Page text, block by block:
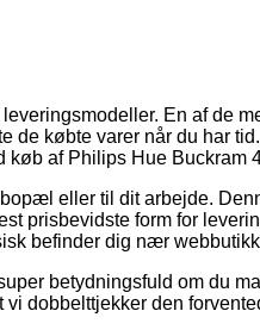
En af de
de købte varer når du har
køb af Philips Hue Buckram
eller til dit arbejde.
prisbevidste form for
befinder dig nær
betydningsfuld om du
dobbelttjekker den